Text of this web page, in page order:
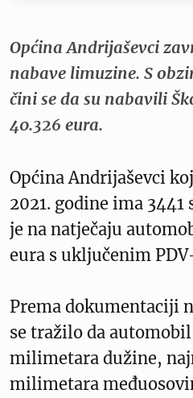
Općina Andrijaševci
nabave limuzine. S
čini se da su nabavili
40.326 eura.
Općina Andrijaševci
2021. godine ima
je na natječaju
eura s uključenim
Prema dokumentaciji
se tražilo da
milimetara dužine,
milimetara